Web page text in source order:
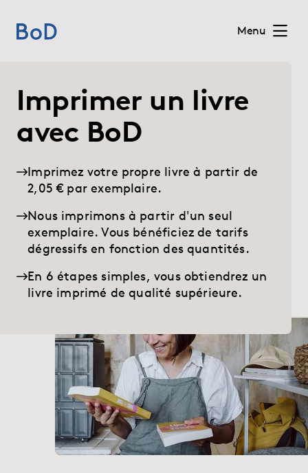
Menu
Sur BoD
Pour les éditeurs
Blog
Nouveau projet de livre
Imprimer un livre
avec BoD
Imprimez votre propre livre à partir de
2,05 € par exemplaire.
Nous imprimons à partir d'un seul
exemplaire. Vous bénéficiez de tarifs
dégressifs en fonction des quantités.
En 6 étapes simples, vous obtiendrez un
livre imprimé de qualité supérieure.